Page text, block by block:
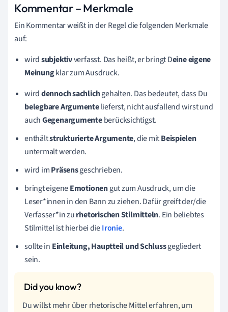
Kommentar – Merkmale
Ein Kommentar weißt in der Regel die folgenden Merkmale
auf:
wirdsubjektivverfasst. Das heißt, er bringt Deine eigene
Meinungklar zum Ausdruck.
wirddennoch sachlichgehalten. Das bedeutet, dass Du
belegbare Argumentelieferst, nicht ausfallend wirst und
auchGegenargumenteberücksichtigst.
enthältstrukturierte Argumente, die mitBeispielen
untermalt werden.
wird imPräsensgeschrieben.
bringt eigeneEmotionengut zum Ausdruck, um die
Leser*innen in den Bann zu ziehen. Dafür greift der/die
Verfasser*in zurhetorischen Stilmitteln. Ein beliebtes
Stilmittel ist hierbei dieIronie.
sollte in Einleitung, Hauptteil und Schlussgegliedert
sein.
Du willst mehr über rhetorische Mittel erfahren, um